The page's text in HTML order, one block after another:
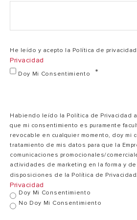
ducha (T=450C)
46'
Tiempo calent. (
Temp. máx.
ejercicio
80
°C
Presión máx.
ejercicio
8
bar
Peso neto
He leído y acepto la Política de privacidad
Privacidad
Doy Mi Consentimiento
Habiendo leído la Política de Privacidad
que mi consentimiento es puramente
revocable en cualquier momento, doy mi
tratamiento de mis datos para que la
comunicaciones promocionales/
actividades de marketing en la forma y
disposiciones de la Política de Privacidad.
Privacidad
Doy Mi Consentimiento
No Doy Mi Consentimiento